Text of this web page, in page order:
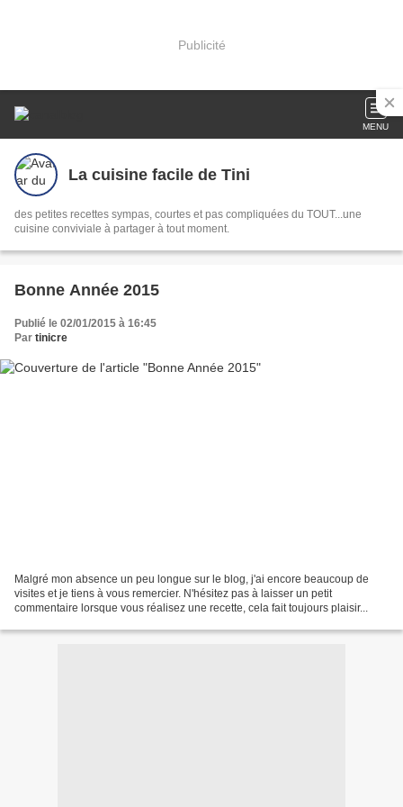
Publicité
MENU
La cuisine facile de Tini
des petites recettes sympas, courtes et pas compliquées du TOUT...une
cuisine conviviale à partager à tout moment.
Bonne Année 2015
Publié le 02/01/2015 à 16:45
Par tinicre
Malgré mon absence un peu longue sur le blog, j'ai encore beaucoup de
visites et je tiens à vous remercier. N'hésitez pas à laisser un petit
commentaire lorsque vous réalisez une recette, cela fait toujours plaisir...